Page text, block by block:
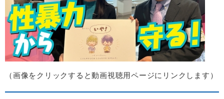
（画像をクリックすると動画視聴用ページにリンクします）